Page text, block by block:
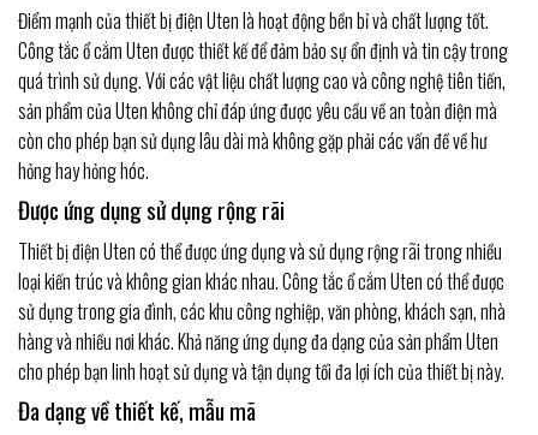
Điểm mạnh của thiết bị điện Uten là hoạt động bền bỉ và chất lượng tốt.
Công tắc ổ cắm Uten được thiết kế để đảm bảo sự ổn định và tin cậy trong
quá trình sử dụng. Với các vật liệu chất lượng cao và công nghệ tiên tiến,
sản phẩm của Uten không chỉ đáp ứng được yêu cầu về an toàn điện mà
còn cho phép bạn sử dụng lâu dài mà không gặp phải các vấn đề về hư
hỏng hay hỏng hóc.
Được ứng dụng sử dụng rộng rãi
Thiết bị điện Uten có thể được ứng dụng và sử dụng rộng rãi trong nhiều
loại kiến trúc và không gian khác nhau. Công tắc ổ cắm Uten có thể được
sử dụng trong gia đình, các khu công nghiệp, văn phòng, khách sạn, nhà
hàng và nhiều nơi khác. Khả năng ứng dụng đa dạng của sản phẩm Uten
cho phép bạn linh hoạt sử dụng và tận dụng tối đa lợi ích của thiết bị này.
Đa dạng về thiết kế, mẫu mã